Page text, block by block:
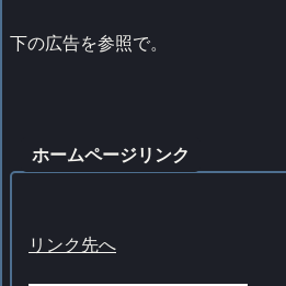
下の広告を参照で。
ホームページリンク
リンク先へ